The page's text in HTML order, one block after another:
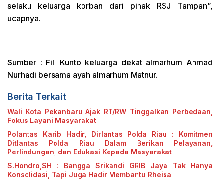
selaku keluarga korban dari pihak RSJ Tampan”,
ucapnya.
Sumber : Fill Kunto keluarga dekat almarhum Ahmad
Nurhadi bersama ayah almarhum Matnur.
Berita Terkait
Wali Kota Pekanbaru Ajak RT/RW Tinggalkan Perbedaan,
Fokus Layani Masyarakat
Polantas Karib Hadir, Dirlantas Polda Riau : Komitmen
Ditlantas Polda Riau Dalam Berikan Pelayanan,
Perlindungan, dan Edukasi Kepada Masyarakat
S.Hondro,SH : Bangga Srikandi GRIB Jaya Tak Hanya
Konsolidasi, Tapi Juga Hadir Membantu Rheisa